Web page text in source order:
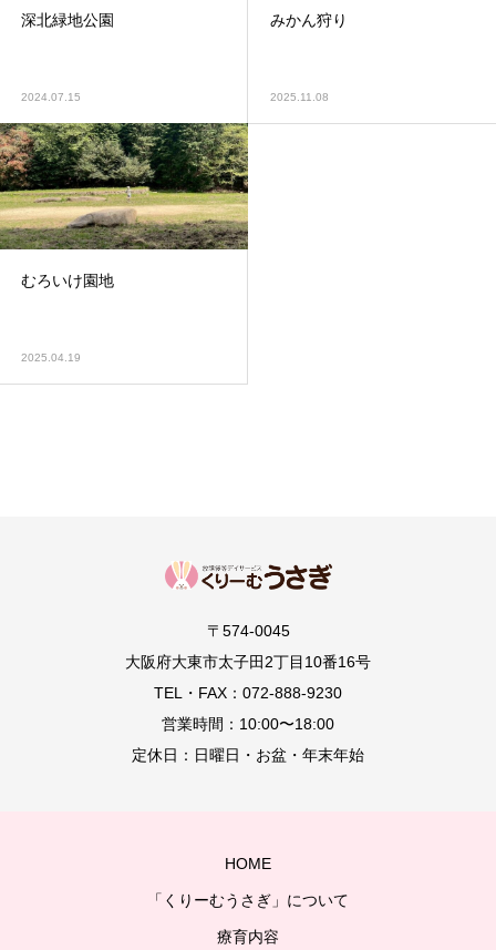
深北緑地公園
2024.07.15
みかん狩り
2025.11.08
むろいけ園地
2025.04.19
〒574-0045
大阪府大東市太子田2丁目10番16号
TEL・FAX：072-888-9230
営業時間：10:00〜18:00
定休日：日曜日・お盆・年末年始
HOME
「くりーむうさぎ」について
療育内容